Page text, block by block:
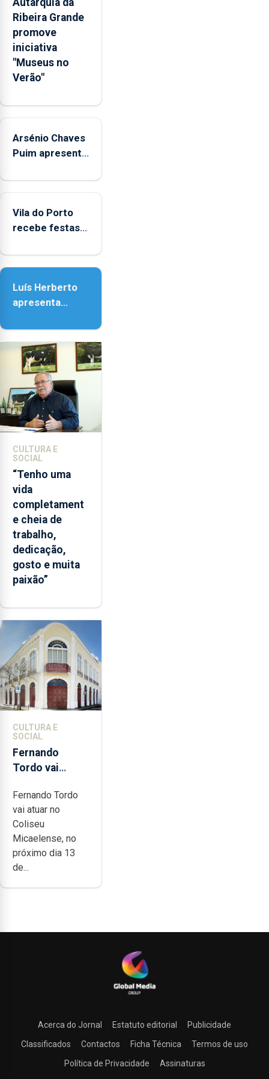
e
sociais
junto
das
crianças
Autarquia da
Ribeira Grande
promove
iniciativa
"Museus no
Verão"
Arsénio Chaves
Puim apresenta
Biblioteca de
Vila do Porto
recebe festas
Nossa Senhora
Luís Herberto
apresenta
Paisagem’
CULTURA E
SOCIAL
“Tenho uma
vida
completament
e cheia de
trabalho,
dedicação,
gosto e muita
paixão”
CULTURA E
SOCIAL
Fernando
Tordo vai
anos de
carreira no
Coliseu
Micaelense
Fernando Tordo
vai atuar no
Coliseu
Micaelense, no
próximo dia 13
de...
Acerca do Jornal Estatuto editorial
Publicidade
Classificados
Contactos Ficha Técnica
Termos de uso
Política de Privacidade
Assinaturas